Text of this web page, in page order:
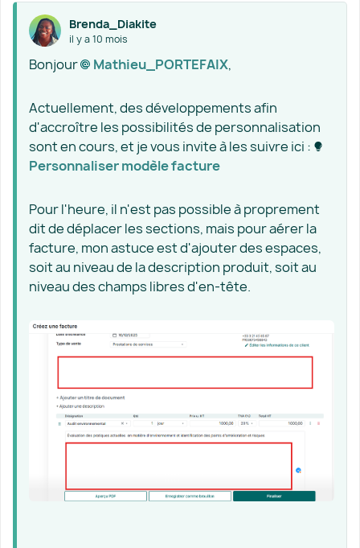
Brenda_Diakite
il y a 10 mois
Bonjour Mathieu_PORTEFAIX​,
Actuellement, des développements afin
d'accroître les possibilités de personnalisation
sont en cours, et je vous invite à les suivre ici :
Personnaliser modèle facture​
Pour l'heure, il n'est pas possible à proprement
dit de déplacer les sections, mais pour aérer la
facture, mon astuce est d'ajouter des espaces,
soit au niveau de la description produit, soit au
niveau des champs libres d'en-tête.